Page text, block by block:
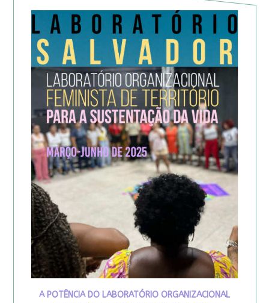
A POTÊNCIA DO LABORATÓRIO ORGANIZACIONAL